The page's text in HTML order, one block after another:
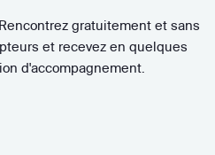
gratuitement et sans
et recevez en quelques
d'accompagnement.